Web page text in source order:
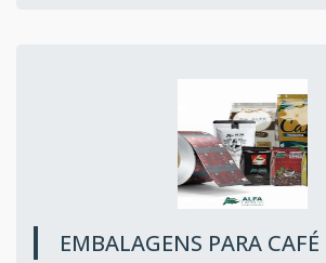
EMBALAGENS PARA CAFÉ